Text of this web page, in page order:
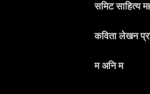
समिट साहित्य
कविता लेखन
म अनि म